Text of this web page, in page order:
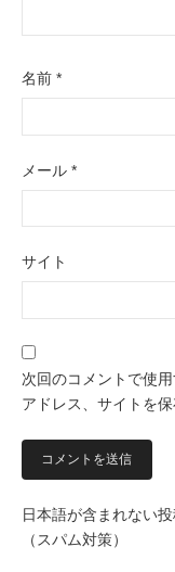
名前 *
メール *
サイト
次回のコメントで使
アドレス、サイトを保
日本語が含まれない
（スパム対策）